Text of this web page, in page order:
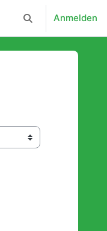
Sucheingabe
Anmelden